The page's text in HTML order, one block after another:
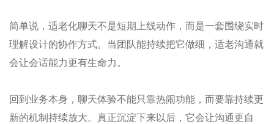
简单说，适老化聊天不是短期上线动作，而是一套围绕实时
理解设计的协作方式。当团队能持续把它做细，适老沟通就
会让会话能力更有生命力。
回到业务本身，聊天体验不能只靠热闹功能，而要靠持续更
新的机制持续放大。真正沉淀下来以后，它会让沟通更自